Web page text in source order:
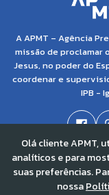
A APMT – Agência
missão de proclamar
Jesus, no poder do
coordenar e
IPB -
© 2021 APMT - Agência
Olá cliente APMT,
analíticos e para
suas preferências.
nossa